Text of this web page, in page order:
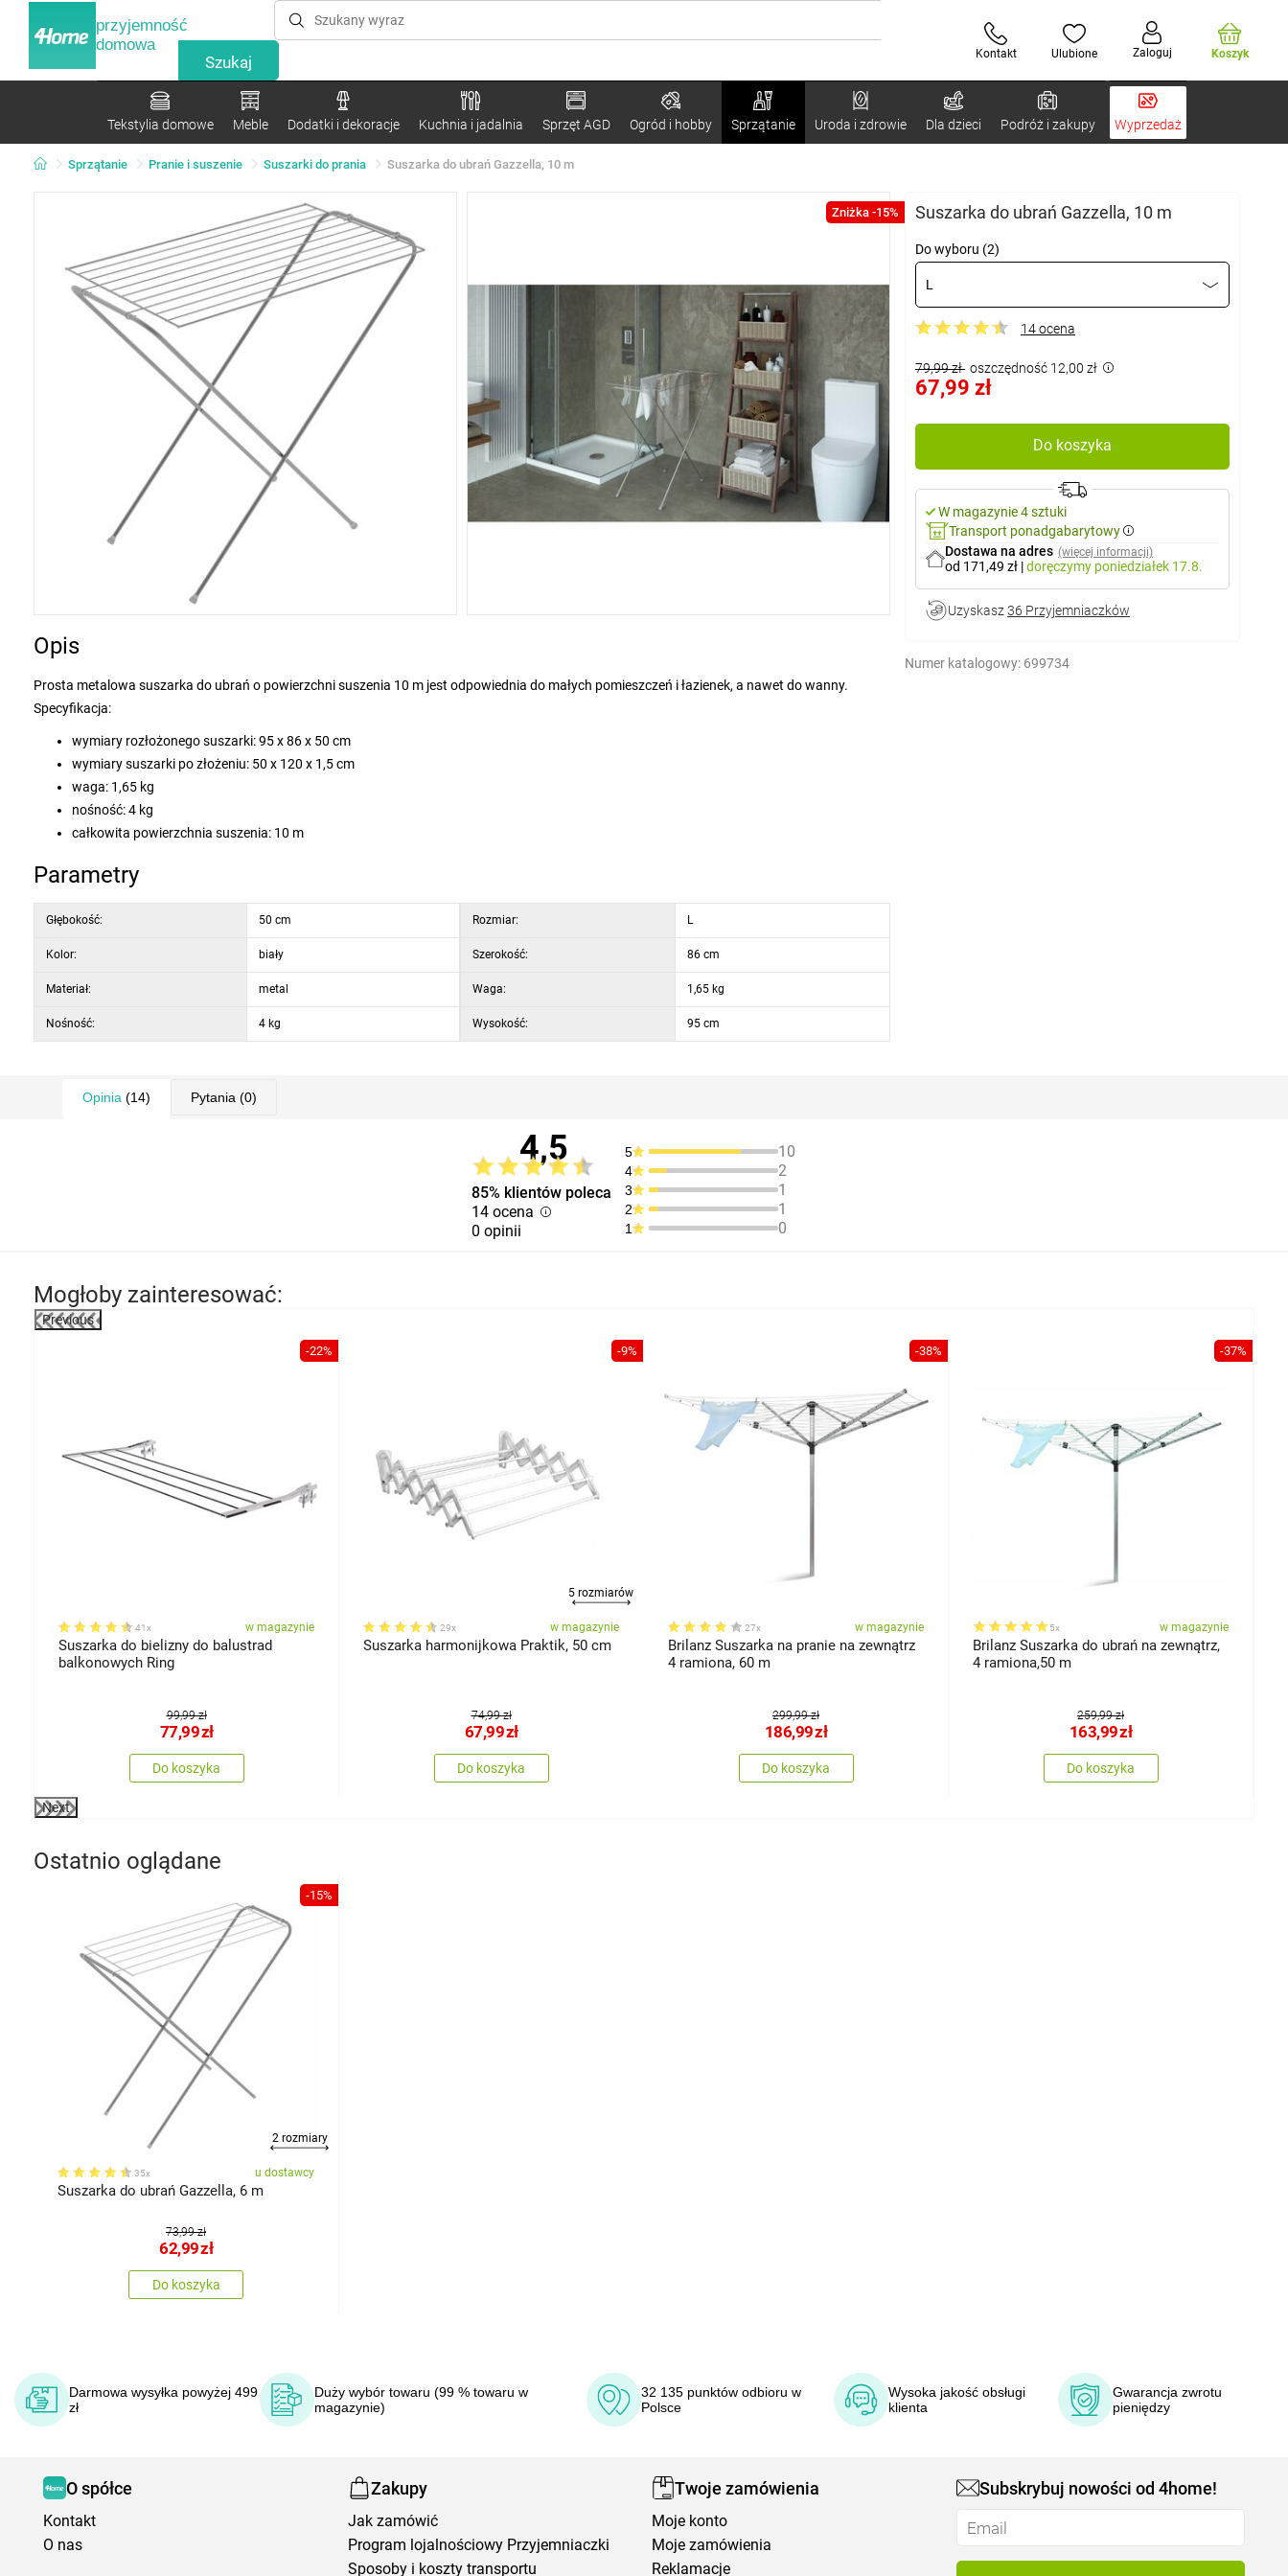
przyjemność
domowa
Kontakt Ulubione Zaloguj Koszyk
Tekstylia domowe Meble Dodatki i dekoracje Kuchnia i jadalnia Sprzęt AGD Ogród i hobby Sprzątanie Uroda i zdrowie Dla dzieci Podróż i zakupy Wyprzedaż
Sprzątanie Pranie i suszenie Suszarki do prania Suszarka do ubrań Gazzella, 10 m
Zniżka -15% Suszarka do ubrań Gazzella, 10 m
Do wyboru (2)
L
14 ocena
79,99 zł oszczędność 12,00 zł
67,99 zł
Do koszyka
W magazynie 4 sztuki
Transport ponadgabarytowy
Dostawa na adres (więcej informacji)
od 171,49 zł |doręczymy poniedziałek 17.8.
Uzyskasz 36 Przyjemniaczków
Numer katalogowy: 699734
Opis
Prosta metalowa suszarka do ubrań o powierzchni suszenia 10 m jest odpowiednia do małych pomieszczeń i łazienek, a nawet do wanny.
Specyfikacja:
wymiary rozłożonego suszarki: 95 x 86 x 50 cm
wymiary suszarki po złożeniu: 50 x 120 x 1,5 cm
waga: 1,65 kg
nośność: 4 kg
całkowita powierzchnia suszenia: 10 m
Parametry
Głębokość: 50 cm
Kolor: biały
Materiał: metal
Nośność: 4 kg
Rozmiar: L
Szerokość: 86 cm
Waga: 1,65 kg
Wysokość: 95 cm
Opinia (14) Pytania (0)
4,5
85% klientów poleca
14 ocena
0 opinii
5 10
4 2
3 1
2 1
1 0
Mogłoby zainteresować:
Previous
-22%
41x w magazynie
Suszarka do bielizny do balustrad
balkonowych Ring
99,99 zł
77,99zł
Do koszyka
-9%
5 rozmiarów
29x w magazynie
Suszarka harmonijkowa Praktik, 50 cm
74,99 zł
67,99zł
Do koszyka
-38%
27x w magazynie
Brilanz Suszarka na pranie na zewnątrz
4 ramiona, 60 m
299,99 zł
186,99zł
Do koszyka
-37%
5x w magazynie
Brilanz Suszarka do ubrań na zewnątrz,
4 ramiona,50 m
259,99 zł
163,99zł
Do koszyka
Next
Ostatnio oglądane
-15%
2 rozmiary
35x u dostawcy
Suszarka do ubrań Gazzella, 6 m
73,99 zł
62,99zł
Do koszyka
Darmowa wysyłka powyżej 499
zł
Duży wybór towaru (99 % towaru w
magazynie)
32 135 punktów odbioru w
Polsce
Wysoka jakość obsługi
klienta
Gwarancja zwrotu
pieniędzy
O spółce
Kontakt
O nas
Zakupy
Jak zamówić
Program lojalnościowy Przyjemniaczki
Sposoby i koszty transportu
Twoje zamówienia
Moje konto
Moje zamówienia
Reklamacje
Subskrybuj nowości od 4home!